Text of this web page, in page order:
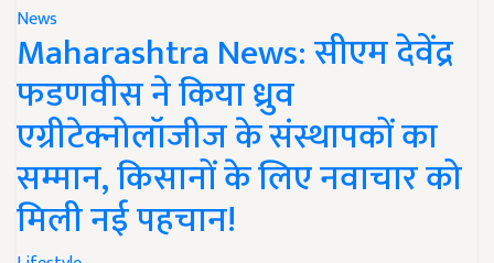
News
Maharashtra News: सीएम देवेंद्र
फडणवीस ने किया ध्रुव
एग्रीटेक्नोलॉजीज के संस्थापकों का
सम्मान, किसानों के लिए नवाचार को
मिली नई पहचान!